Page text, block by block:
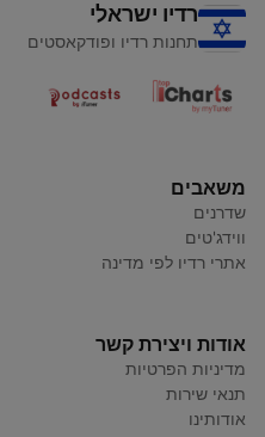
רדיו ישראלי
תחנות רדיו ופודקאסטים
משאבים
שדרנים
ווידג'טים
אתרי רדיו לפי מדינה
אודות ויצירת קשר
מדיניות הפרטיות
תנאי שירות
אודותינו